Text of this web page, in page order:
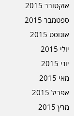
אוקטובר 2015
ספטמבר 2015
אוגוסט 2015
יולי 2015
יוני 2015
מאי 2015
אפריל 2015
מרץ 2015